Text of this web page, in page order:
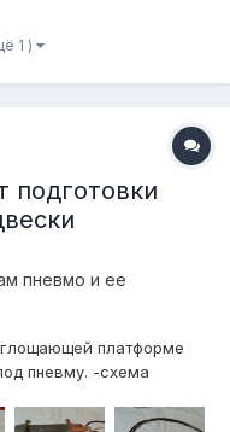
1 )
подготовки
пневмо и ее
платформе
пневму. -схема
-набор фитингов